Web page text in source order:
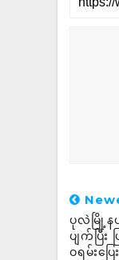
ပုလဲမြို့န
ပျက်ပြီ
ဝရမ်းပြ